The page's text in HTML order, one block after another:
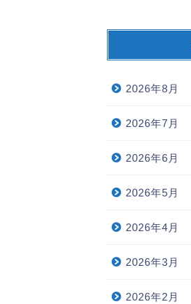
2026年8月
2026年7月
2026年6月
2026年5月
2026年4月
2026年3月
2026年2月